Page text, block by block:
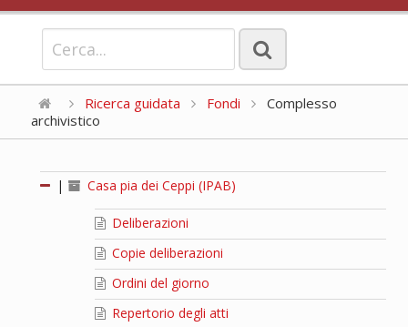
Ricerca guidata Fondi
Complesso
archivistico
| Casa pia dei Ceppi (IPAB)
Deliberazioni
Copie deliberazioni
Ordini del giorno
Repertorio degli atti